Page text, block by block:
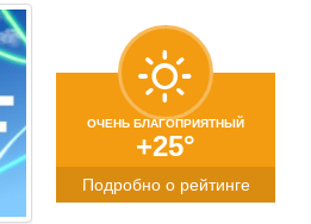
ОЧЕНЬ БЛАГОПРИЯТНЫЙ
+25°
Подробно о рейтинге